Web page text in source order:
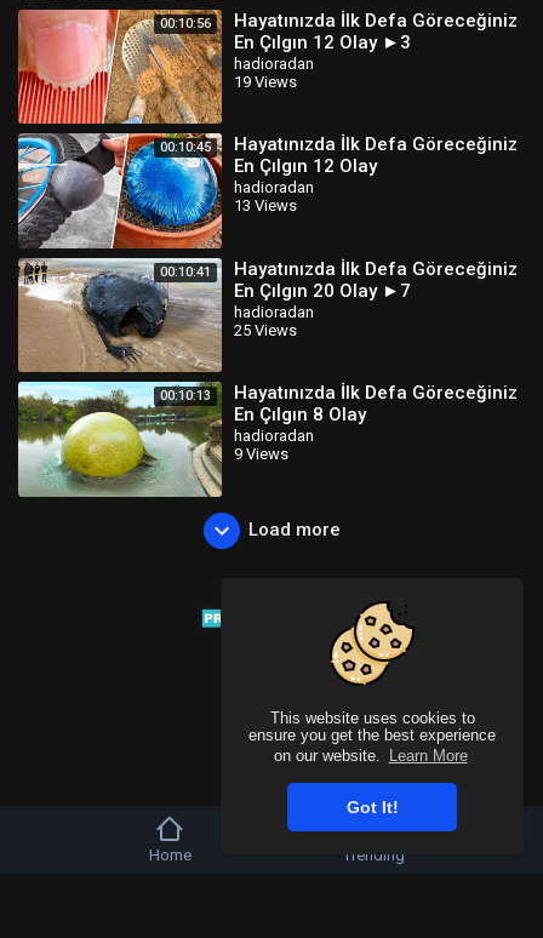
This website uses cookies to
ensure you get the best experience
on our website.
Learn More
Got It!
00:10:56
Hayatınızda İlk Defa Göreceğiniz
En Çılgın 12 Olay ►3
hadioradan
19 Views
00:10:45
Hayatınızda İlk Defa Göreceğiniz
En Çılgın 12 Olay
hadioradan
13 Views
00:10:41
Hayatınızda İlk Defa Göreceğiniz
En Çılgın 20 Olay ►7
hadioradan
25 Views
00:10:13
Hayatınızda İlk Defa Göreceğiniz
En Çılgın 8 Olay
hadioradan
9 Views
Load more
Copyright © 2026 Tivu Media Platform. All rights reserved.
Home Trending